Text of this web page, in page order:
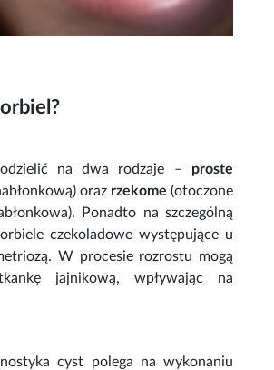
?
na dwa rodzaje – proste
oraz rzekome (otoczone
Ponadto na szczególną
czekoladowe występujące u
W procesie rozrostu mogą
jajnikową, wpływając na
cyst polega na wykonaniu